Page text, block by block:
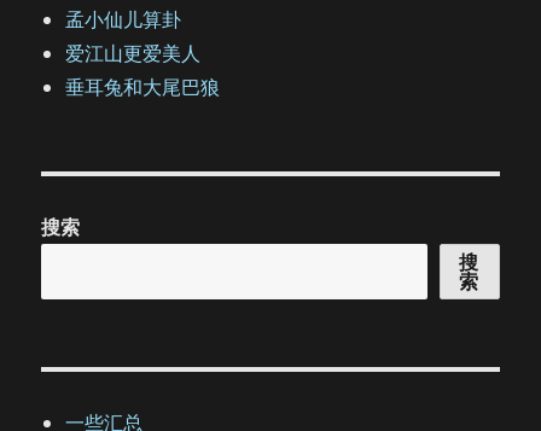
孟小仙儿算卦
爱江山更爱美人
垂耳兔和大尾巴狼
搜索
搜
索
一些汇总